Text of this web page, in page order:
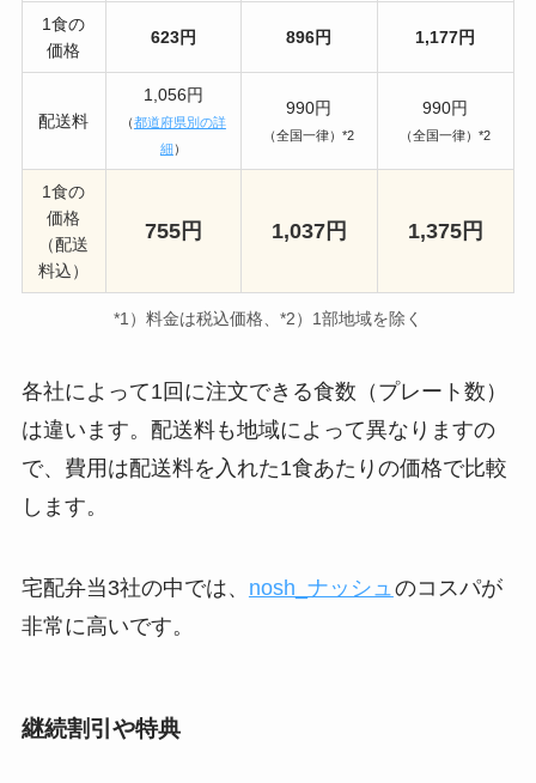
1食の
価格
623円 896円 1,177円
配送料
1,056円
（都道府県別の詳
細）
990円
（全国一律）*2
990円
（全国一律）*2
1食の
価格
（配送
料込）
755円 1,037円 1,375円
*1）料金は税込価格、*2）1部地域を除く
各社によって1回に注文できる食数（プレート数）
は違います。配送料も地域によって異なりますの
で、費用は配送料を入れた1食あたりの価格で比較
します。
宅配弁当3社の中では、 nosh_ナッシュのコスパが
非常に高いです。
継続割引や特典